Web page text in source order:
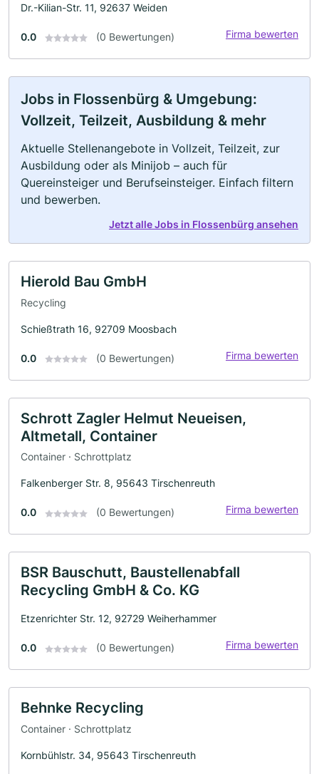
Dr.-Kilian-Str. 11, 92637 Weiden
0.0 (0 Bewertungen) Firma bewerten
Jobs in Flossenbürg & Umgebung:
Vollzeit, Teilzeit, Ausbildung & mehr
Aktuelle Stellenangebote in Vollzeit, Teilzeit, zur
Ausbildung oder als Minijob – auch für
Quereinsteiger und Berufseinsteiger. Einfach filtern
und bewerben.
Jetzt alle Jobs in Flossenbürg ansehen
Hierold Bau GmbH
Recycling
Schießtrath 16, 92709 Moosbach
0.0 (0 Bewertungen) Firma bewerten
Schrott Zagler Helmut Neueisen,
Altmetall, Container
Container · Schrottplatz
Falkenberger Str. 8, 95643 Tirschenreuth
0.0 (0 Bewertungen) Firma bewerten
BSR Bauschutt, Baustellenabfall
Recycling GmbH & Co. KG
Etzenrichter Str. 12, 92729 Weiherhammer
0.0 (0 Bewertungen) Firma bewerten
Behnke Recycling
Container · Schrottplatz
Kornbühlstr. 34, 95643 Tirschenreuth